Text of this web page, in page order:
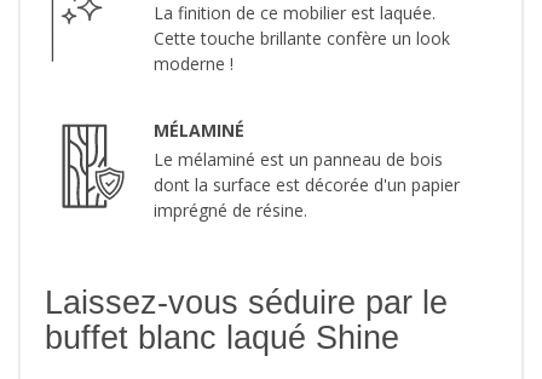
La finition de ce mobilier est laquée.
Cette touche brillante confère un look
moderne !
MÉLAMINÉ
Le mélaminé est un panneau de bois
dont la surface est décorée d'un papier
imprégné de résine.
Laissez-vous séduire par le
buffet blanc laqué Shine